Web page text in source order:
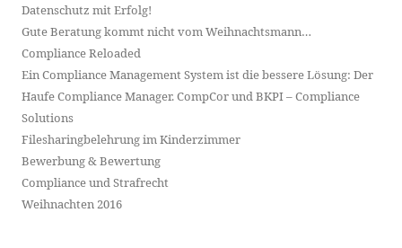
Datenschutz mit Erfolg!
Gute Beratung kommt nicht vom Weihnachtsmann…
Compliance Reloaded
Ein Compliance Management System ist die bessere Lösung: Der
Haufe Compliance Manager. CompCor und BKPI – Compliance
Solutions
Filesharingbelehrung im Kinderzimmer
Bewerbung & Bewertung
Compliance und Strafrecht
Weihnachten 2016